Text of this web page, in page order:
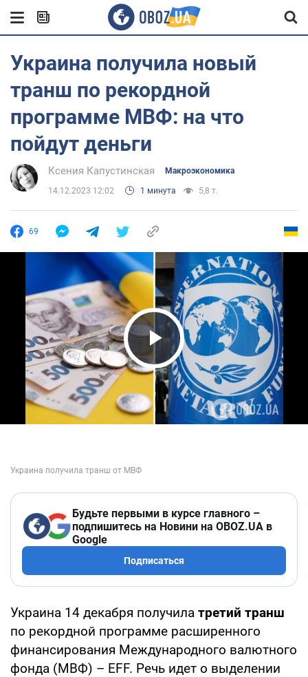
Украина получила новый
транш по рекордной
программе МВФ: на что
пойдут деньги
Ксения Капустинская Mакроэкономика
14.12.2023 12:02 1 минута 5,8 т.
69
Play Video
Будьте первыми в курсе главного –
подпишитесь на Новини на OBOZ.UA в
Google
Подписаться
Украина 14 декабря получила третий транш
по рекордной программе расширенного
финансирования Международного валютного
фонда (МВФ) – EFF. Речь идет о выделении